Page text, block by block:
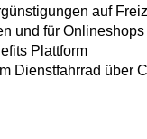
auf
und für
Plattform
Dienstfahrrad über